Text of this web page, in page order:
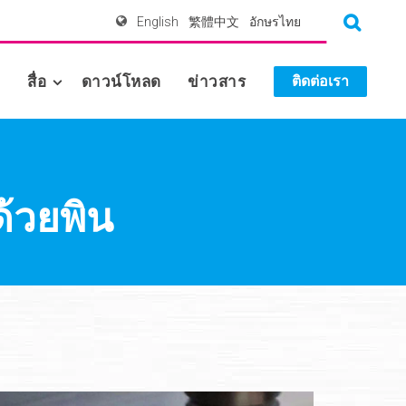
English 繁體中文 อักษรไทย
ติดต่อเรา
สื่อ ดาวน์โหลด ข่าวสาร
วยพิน